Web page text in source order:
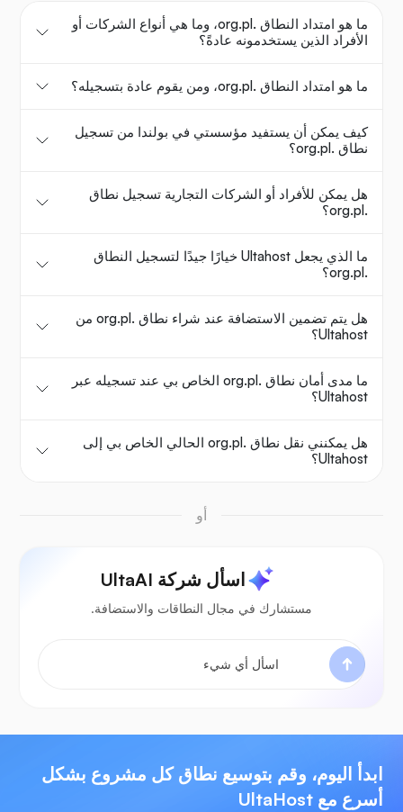
ما هو امتداد النطاق .org.pl، وما هي أنواع الشركات أو
الأفراد الذين يستخدمونه عادةً؟
ما هو امتداد النطاق .org.pl، ومن يقوم عادة بتسجيله؟
كيف يمكن أن يستفيد مؤسستي في بولندا من تسجيل
نطاق .org.pl؟
هل يمكن للأفراد أو الشركات التجارية تسجيل نطاق
.org.pl؟
ما الذي يجعل Ultahost خيارًا جيدًا لتسجيل النطاق
.org.pl؟
هل يتم تضمين الاستضافة عند شراء نطاق .org.pl من
Ultahost؟
ما مدى أمان نطاق .org.pl الخاص بي عند تسجيله عبر
Ultahost؟
هل يمكنني نقل نطاق .org.pl الحالي الخاص بي إلى
Ultahost؟
أو
اسأل شركة UltaAI
مستشارك في مجال النطاقات والاستضافة.
ابدأ اليوم، وقم بتوسيع نطاق كل مشروع بشكل
أسرع مع UltaHost